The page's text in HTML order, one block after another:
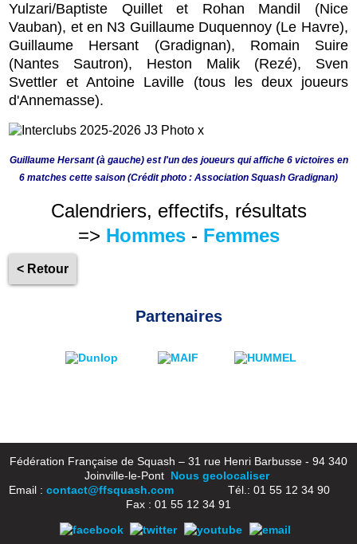
Yulzari/Baptiste Quillet et Rohan Mandil (Nice
Vauban), et en N3 Guillaume Duquennoy (Le Havre),
Guillaume Hersant (Gradignan), Romain Suire
(Nantes Sautron), Heston Malik (Rezé), Sven
Svettler et Antoine Laville (tous les deux joueurs
d'Annemasse).
Guillaume Hersant (à gauche) est l'un des joueurs qui affiche 6 victoires en
6 matches cette saison (Crédit photo : Association Squash Gradignan)
Calendriers, effectifs, résultats
=> Hommes- Femmes
< Retour
Partenaires
Fédération Française de Squash – 31 rue Henri Barbusse - 94 340
Joinville-le-Pont Nous geolocaliser
Email : contact@ffsquash.comTél.: 01 55 12 34 90
Fax : 01 55 12 34 91